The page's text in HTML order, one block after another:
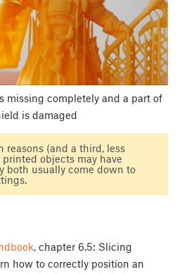
missing completely and a part of
is damaged
reasons (and a third, less
objects may have
both usually come down to
, chapter 6.5: Slicing
how to correctly position an